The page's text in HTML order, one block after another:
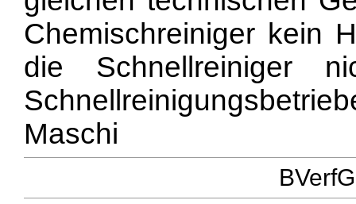
Chemischreiniger kein
die Schnellreiniger
Maschi